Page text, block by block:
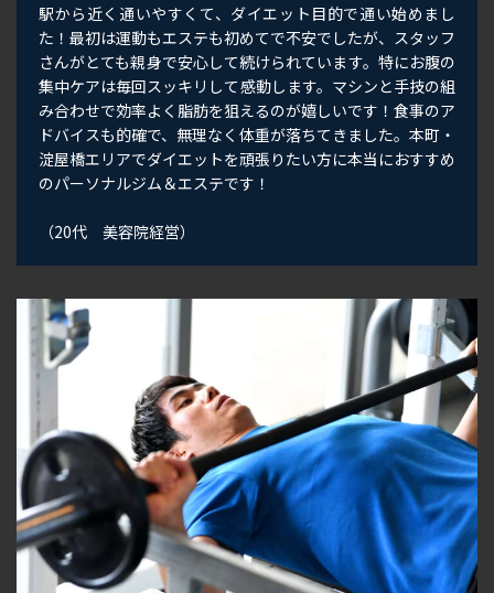
駅から近く通いやすくて、ダイエット目的で通い始めまし
た！最初は運動もエステも初めてで不安でしたが、スタッフ
さんがとても親身で安心して続けられています。特にお腹の
集中ケアは毎回スッキリして感動します。マシンと手技の組
み合わせで効率よく脂肪を狙えるのが嬉しいです！食事のア
ドバイスも的確で、無理なく体重が落ちてきました。本町・
淀屋橋エリアでダイエットを頑張りたい方に本当におすすめ
のパーソナルジム＆エステです！
（20代 美容院経営）